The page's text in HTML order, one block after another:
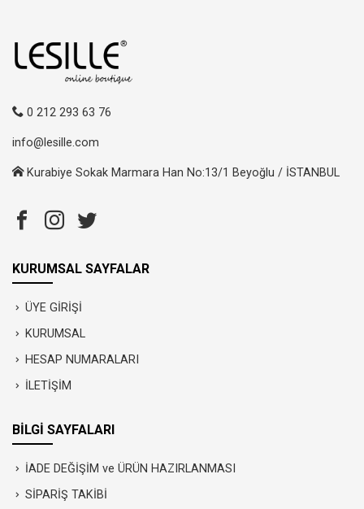
0 212 293 63 76
info@lesille.com
Kurabiye Sokak Marmara Han No:13/1 Beyoğlu / İSTANBUL
KURUMSAL SAYFALAR
ÜYE GİRİŞİ
KURUMSAL
HESAP NUMARALARI
İLETİŞİM
BİLGİ SAYFALARI
İADE DEĞİŞİM ve ÜRÜN HAZIRLANMASI
SİPARİŞ TAKİBİ